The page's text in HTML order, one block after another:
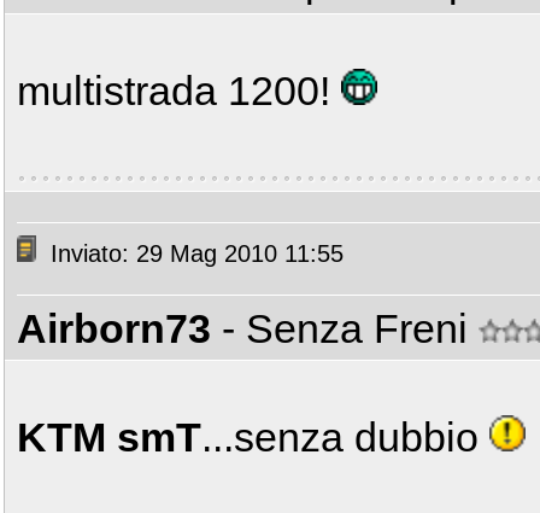
multistrada 1200!
Inviato: 29 Mag 2010 11:55
Airborn73 - Senza Freni
KTM smT...senza dubbio